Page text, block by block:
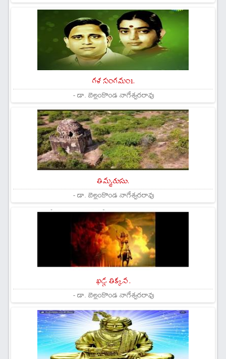
గళ సంగమం1.
- డా. బెల్లంకొండ నాగేశ్వరరావు
తిమ్మరుసు.
- డా. బెల్లంకొండ నాగేశ్వరరావు
ఖడ్గ తిక్కన .
- డా. బెల్లంకొండ నాగేశ్వరరావు